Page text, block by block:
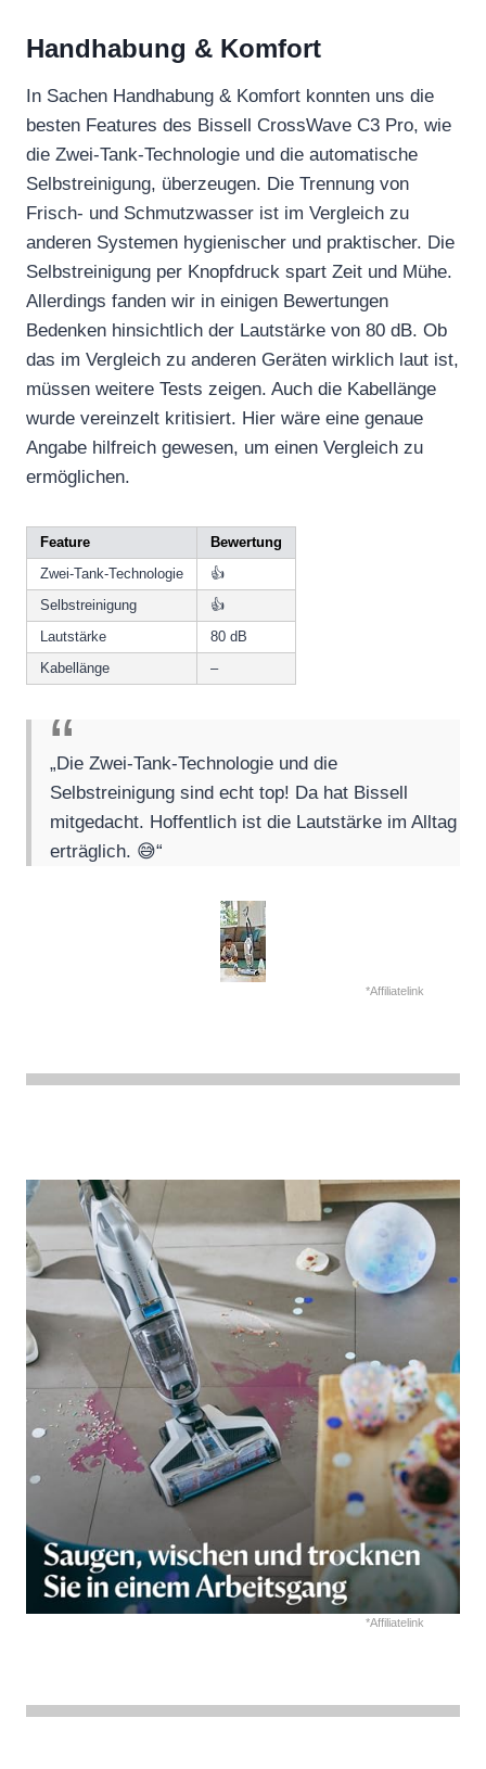
Handhabung & Komfort
In Sachen Handhabung & Komfort konnten uns die
besten Features des Bissell CrossWave C3 Pro, wie
die Zwei-Tank-Technologie und die automatische
Selbstreinigung, überzeugen. Die Trennung von
Frisch- und Schmutzwasser ist im Vergleich zu
anderen Systemen hygienischer und praktischer. Die
Selbstreinigung per Knopfdruck spart Zeit und Mühe.
Allerdings fanden wir in einigen Bewertungen
Bedenken hinsichtlich der Lautstärke von 80 dB. Ob
das im Vergleich zu anderen Geräten wirklich laut ist,
müssen weitere Tests zeigen. Auch die Kabellänge
wurde vereinzelt kritisiert. Hier wäre eine genaue
Angabe hilfreich gewesen, um einen Vergleich zu
ermöglichen.
Feature
Bewertung
Zwei-Tank-Technologie
👍
Selbstreinigung
👍
Lautstärke
80 dB
Kabellänge
–
„Die Zwei-Tank-Technologie und die
Selbstreinigung sind echt top! Da hat Bissell
mitgedacht. Hoffentlich ist die Lautstärke im Alltag
erträglich. 😅“
*Affiliatelink
*Affiliatelink